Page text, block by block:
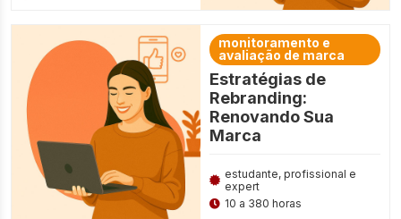
monitoramento e
avaliação de marca
Estratégias de
Rebranding:
Renovando Sua
Marca
estudante, profissional e
expert
10 a 380 horas